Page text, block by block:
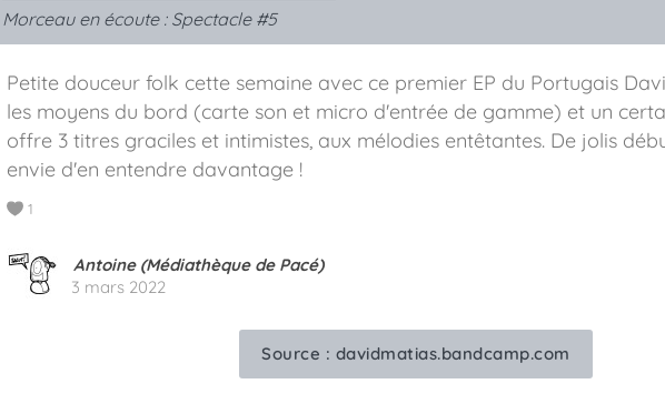
Morceau en écoute : Spectacle #5
Petite douceur folk cette semaine avec ce premier EP du Portugais
les moyens du bord (carte son et micro d'entrée de gamme) et un
offre 3 titres graciles et intimistes, aux mélodies entêtantes. De jolis
envie d'en entendre davantage !
1
Antoine (Médiathèque de Pacé)
3 mars 2022
Source : davidmatias.bandcamp.com